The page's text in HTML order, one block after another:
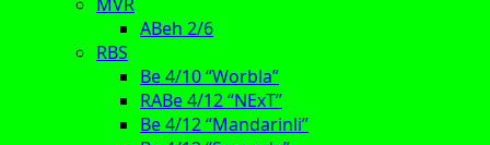
ABeh 2/6
RBS
Be 4/10 “Worbla”
RABe 4/12 “NExT”
Be 4/12 “Mandarinli”